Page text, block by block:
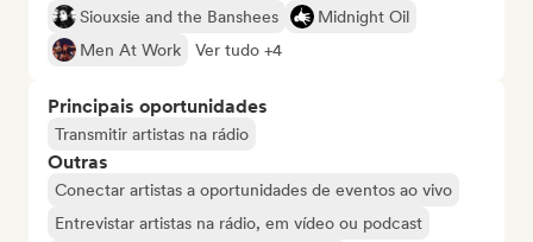
Siouxsie and the Banshees
Midnight Oil
Men At Work
Ver tudo +4
Principais oportunidades
Transmitir artistas na rádio
Outras
Conectar artistas a oportunidades de eventos ao vivo
Entrevistar artistas na rádio, em vídeo ou podcast